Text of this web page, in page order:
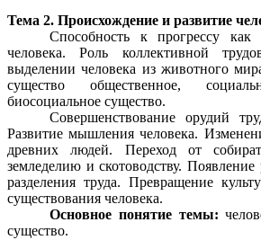
Тема 2. Происхождение и развитие
Способность к прогрессу как
человека. Роль коллективной
выделении человека из животного
существо общественное,
биосоциальное существо.
Совершенствование орудий
Развитие мышления человека.
древних людей. Переход от
земледелию и скотоводству. Появление
разделения труда. Превращение
существования человека.
Основное понятие темы:
существо.